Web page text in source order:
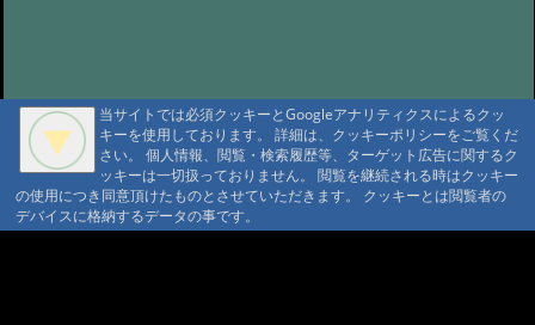
#134:スノーシーズン @ '17 12/26 03:22
#133:乗鞍山頂に雪がのりました
@ '17 10/29 06:43
#132:乗鞍高原の紅葉
見頃
@ '17 10/14 00:35
#131:紅葉 10/5写す @ '17 10/9 05:55
当サイトでは必須クッキーとGoogleアナリティクスによるクッ
キーを使用しております。 詳細は、クッキーポリシーをご覧くだ
さい。 個人情報、閲覧・検索履歴等、ターゲット広告に関するク
ッキーは一切扱っておりません。 閲覧を継続される時はクッキー
の使用につき同意頂けたものとさせていただきます。 クッキーとは閲覧者の
デバイスに格納するデータの事です。